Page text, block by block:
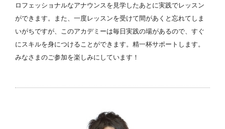
ロフェッショナルなアナウンスを見学したあとに実践でレッスン
ができます。また、一度レッスンを受けて間があくと忘れてしま
いがちですが、このアカデミーは毎日実践の場があるので、すぐ
にスキルを身につけることができます。精一杯サポートします。
みなさまのご参加を楽しみにしています！